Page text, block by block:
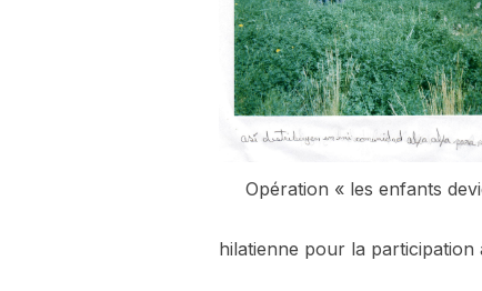
Opération « les enfants
hilatienne pour la